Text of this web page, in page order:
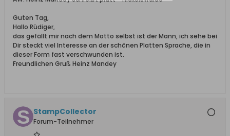
Guten Tag,
Hallo Rüdiger,
das gefällt mir nach dem Motto selbst ist der Mann, ich sehe bei
Dir steckt viel Interesse an der schönen Platten Sprache, die in
dieser Form fast verschwunden ist.
Freundlichen Gruß Heinz Mandey
StampCollector
Forum-Teilnehmer